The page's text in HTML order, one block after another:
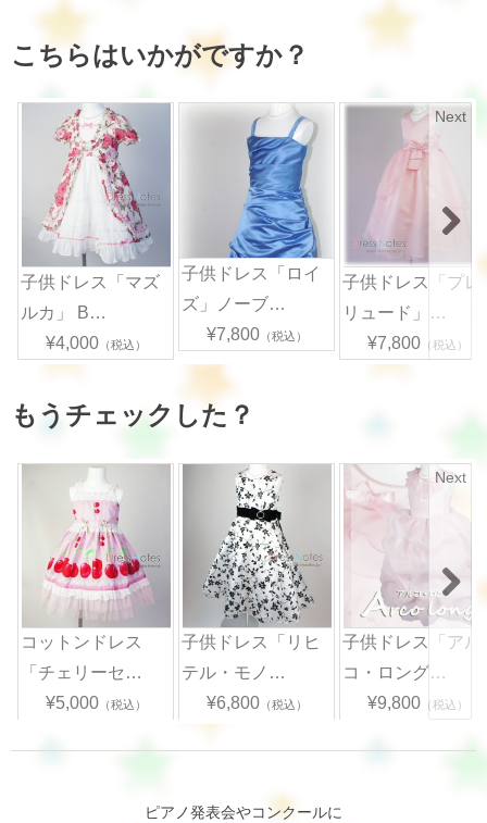
こちらはいかがですか？
子供ドレス「マズ
ルカ」 B…
¥4,000（税込）
子供ドレス「ロイ
ズ」ノーブ…
¥7,800（税込）
子供ドレス「プレ
リュード」…
¥7,800（税込）
Next
もうチェックした？
コットンドレス
「チェリーセ…
¥5,000（税込）
子供ドレス「リヒ
テル・モノ…
¥6,800（税込）
子供ドレス「アル
コ・ロング…
¥9,800（税込）
Next
ピアノ発表会やコンクールに